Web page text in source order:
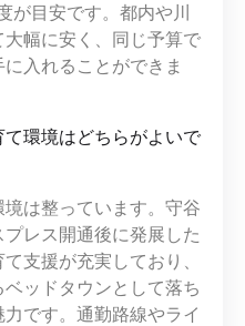
が目安です。都内や川
幅に安く、同じ予算で
入れることができま
環境はどちらがよいで
は整っています。守谷
レス開通後に発展した
支援が充実しており、
ッドタウンとして落ち
です。通勤路線やライ